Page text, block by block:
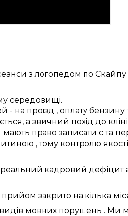
з логопедом по Скайпу
середовищі.
- на проїзд , оплату бензину
а звичний похід до
мають право записати ста
,тому контролю якості
реальний кадровий дефіцит
прийом закрито на кілька
видів мовних порушень . Ми